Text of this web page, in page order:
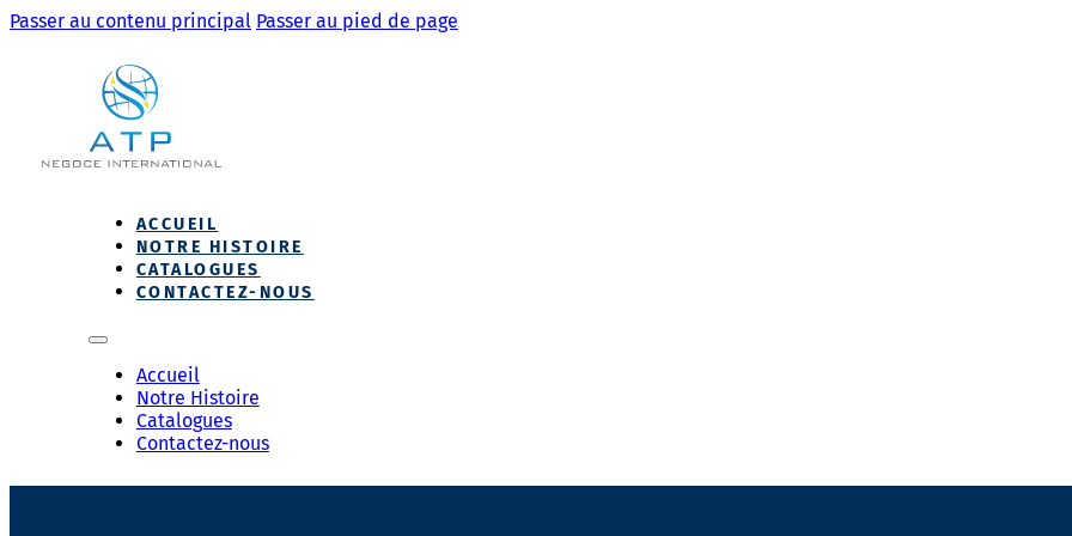
Passer au contenu principal Passer au pied de page
ACCUEIL
NOTRE HISTOIRE
CATALOGUES
CONTACTEZ-NOUS
Accueil
Notre Histoire
Catalogues
Contactez-nous